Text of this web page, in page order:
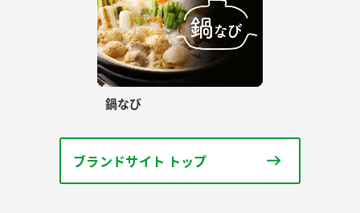
鍋なび
ブランドサイト トップ